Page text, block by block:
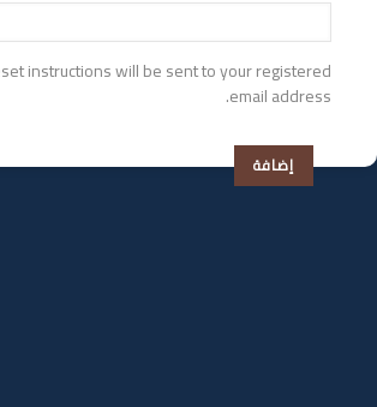
instructions will be sent to your registered
email address.